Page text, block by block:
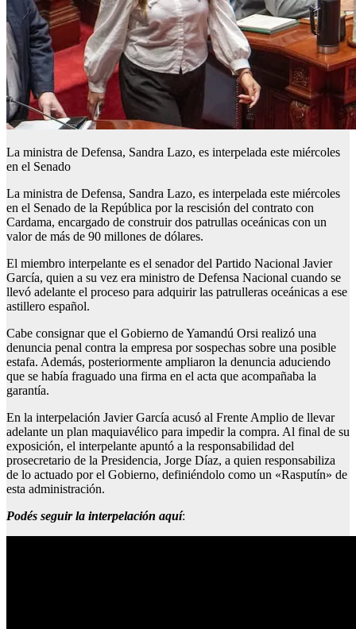
La ministra de Defensa, Sandra Lazo, es interpelada este miércoles
en el Senado
La ministra de Defensa, Sandra Lazo, es interpelada este miércoles
en el Senado de la República por la rescisión del contrato con
Cardama, encargado de construir dos patrullas oceánicas con un
valor de más de 90 millones de dólares.
El miembro interpelante es el senador del Partido Nacional Javier
García, quien a su vez era ministro de Defensa Nacional cuando se
llevó adelante el proceso para adquirir las patrulleras oceánicas a ese
astillero español.
Cabe consignar que el Gobierno de Yamandú Orsi realizó una
denuncia penal contra la empresa por sospechas sobre una posible
estafa. Además, posteriormente ampliaron la denuncia aduciendo
que se había fraguado una firma en el acta que acompañaba la
garantía.
En la interpelación Javier García acusó al Frente Amplio de llevar
adelante un plan maquiavélico para impedir la compra. Al final de su
exposición, el interpelante apuntó a la responsabilidad del
prosecretario de la Presidencia, Jorge Díaz, a quien responsabiliza
de lo actuado por el Gobierno, definiéndolo como un «Rasputín» de
esta administración.
Podés seguir la interpelación aquí: